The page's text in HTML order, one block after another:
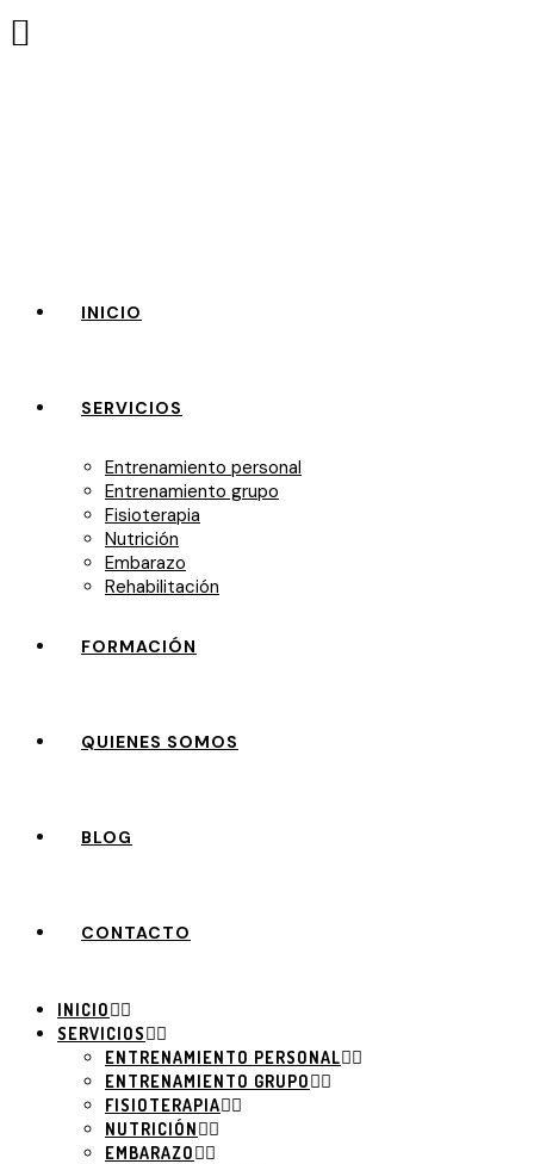
INICIO
SERVICIOS
Entrenamiento personal
Entrenamiento grupo
Fisioterapia
Nutrición
Embarazo
Rehabilitación
FORMACIÓN
QUIENES SOMOS
BLOG
CONTACTO
INICIO
SERVICIOS
ENTRENAMIENTO PERSONAL
ENTRENAMIENTO GRUPO
FISIOTERAPIA
NUTRICIÓN
EMBARAZO